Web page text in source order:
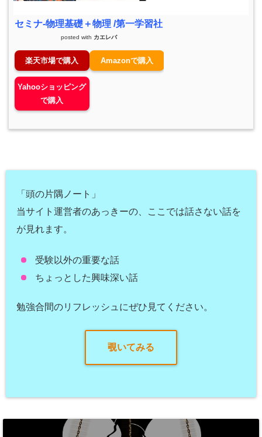
セミナ-物理基礎＋物理 /第一学習社
posted with カエレバ
楽天市場で購入 Amazonで購入
Yahooショッピング
で購入
「頭の片隅ノート」
当サイト運営者のあっきーの、ここでは話さない話を
が見れます。
受験以外の重要な話
ちょっとした興味深い話
勉強合間のリフレッシュにぜひ見てください。
覗いてみる